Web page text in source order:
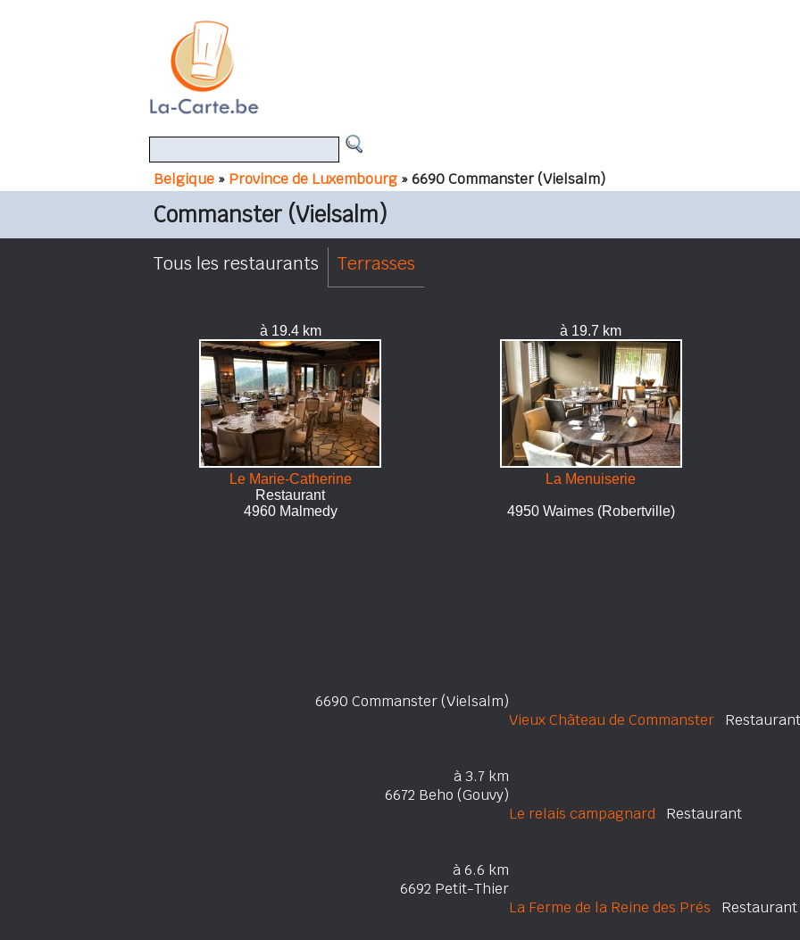
Belgique » Province de Luxembourg » 6690 Commanster (Vielsalm)
Commanster (Vielsalm)
Tous les restaurants Terrasses
à 19.4 km
Le Marie-Catherine
Restaurant
4960 Malmedy
à 19.7 km
La Menuiserie
4950 Waimes (Robertville)
6690 Commanster (Vielsalm)
Vieux Château de Commanster Restaurant
à 3.7 km
6672 Beho (Gouvy)
Le relais campagnard Restaurant
à 6.6 km
6692 Petit-Thier
La Ferme de la Reine des Prés Restaurant